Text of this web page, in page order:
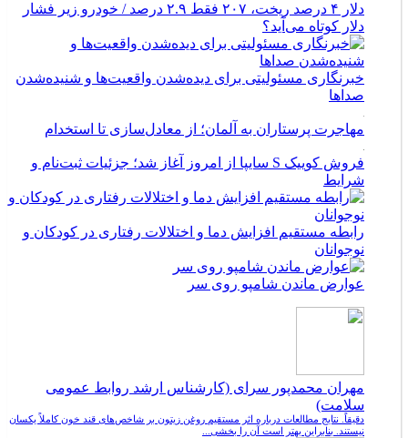
دلار ۴ درصد ریخت، ۲۰۷ فقط ۲.۹ درصد / خودرو زیر فشار
دلار کوتاه می‌آید؟
خبرنگاری مسئولیتی برای دیده‌شدن واقعیت‌ها و شنیده‌شدن
صداها
مهاجرت پرستاران به آلمان؛ از معادل‌سازی تا استخدام
فروش کوییک S سایپا از امروز آغاز شد؛ جزئیات ثبت‌نام و
شرایط
رابطه مستقیم افزایش دما و اختلالات رفتاری در کودکان و
نوجوانان
عوارض ماندن شامپو روی سر
مهران محمدپور سرای (کارشناس ارشد روابط عمومی
سلامت)
دقیقاً. نتایج مطالعات درباره اثر مستقیم روغن زیتون بر شاخص‌های قند خون کاملاً یکسان
نیستند. بنابراین بهتر است آن را بخشی...